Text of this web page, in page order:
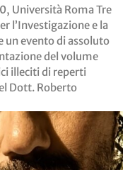
Università Roma Tre
l’Investigazione e la
un evento di assoluto
del volume
illeciti di reperti
Dott. Roberto